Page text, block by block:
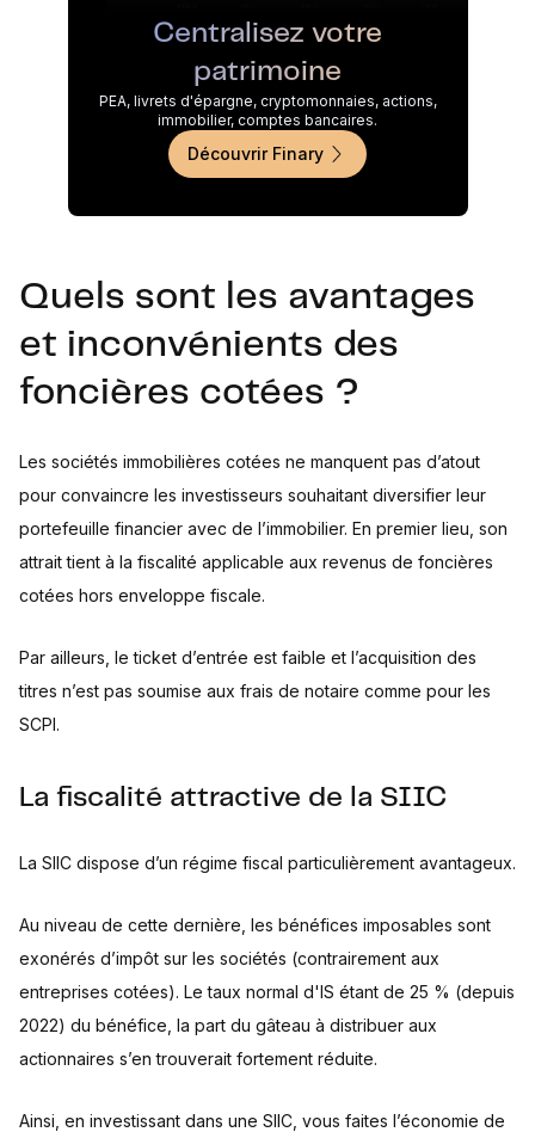
Centralisez votre
patrimoine
PEA, livrets d'épargne, cryptomonnaies, actions,
immobilier, comptes bancaires.
Découvrir Finary
Quels sont les avantages
et inconvénients des
foncières cotées ?
Les sociétés immobilières cotées ne manquent pas d’atout
pour convaincre les investisseurs souhaitant diversifier leur
portefeuille financier avec de l’immobilier. En premier lieu, son
attrait tient à la fiscalité applicable aux revenus de foncières
cotées hors enveloppe fiscale.
Par ailleurs, le ticket d’entrée est faible et l’acquisition des
titres n’est pas soumise aux frais de notaire comme pour les
SCPI.
La fiscalité attractive de la SIIC
La SIIC dispose d’un régime fiscal particulièrement avantageux.
Au niveau de cette dernière, les bénéfices imposables sont
exonérés d’impôt sur les sociétés (contrairement aux
entreprises cotées). Le taux normal d'IS étant de 25 % (depuis
2022) du bénéfice, la part du gâteau à distribuer aux
actionnaires s’en trouverait fortement réduite.
Ainsi, en investissant dans une SIIC, vous faites l’économie de